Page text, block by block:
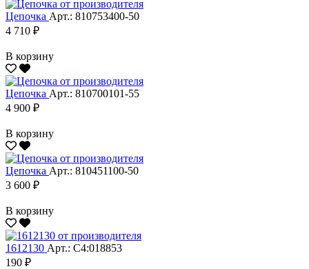
Цепочка Арт.: 810753400-50
4 710 ₽
В корзину
Цепочка Арт.: 810700101-55
4 900 ₽
В корзину
Цепочка Арт.: 810451100-50
3 600 ₽
В корзину
1612130 Арт.: С4:018853
190 ₽